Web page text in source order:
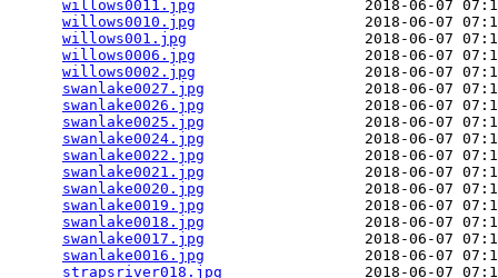
willows0011.jpg
2018-06-07
willows0010.jpg
2018-06-07
willows001.jpg
2018-06-07
willows0006.jpg
2018-06-07
willows0002.jpg
2018-06-07
swanlake0027.jpg
2018-06-07
swanlake0026.jpg
2018-06-07
swanlake0025.jpg
2018-06-07
swanlake0024.jpg
2018-06-07
swanlake0022.jpg
2018-06-07
swanlake0021.jpg
2018-06-07
swanlake0020.jpg
2018-06-07
swanlake0019.jpg
2018-06-07
swanlake0018.jpg
2018-06-07
swanlake0017.jpg
2018-06-07
swanlake0016.jpg
2018-06-07
strapsriver018.jpg
2018-06-07